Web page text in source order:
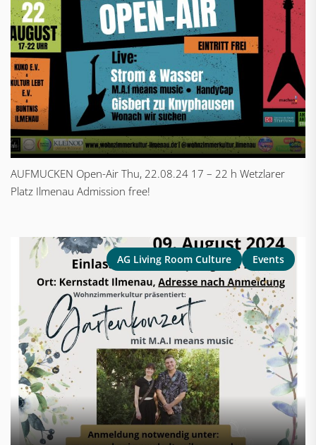
AUFMUCKEN Open-Air Thu, 22.08.24 17 – 22 h Wetzlarer
Platz Ilmenau Admission free!
AG Living Room Culture Events